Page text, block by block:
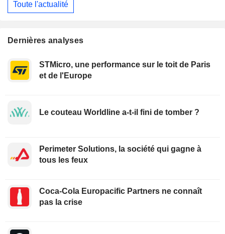
Toute l'actualité
Dernières analyses
STMicro, une performance sur le toit de Paris
et de l'Europe
Le couteau Worldline a-t-il fini de tomber ?
Perimeter Solutions, la société qui gagne à
tous les feux
Coca-Cola Europacific Partners ne connaît
pas la crise